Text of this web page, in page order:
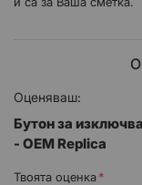
Приема всички
Инструкции за
Започнете, като
табела.
кабелите на
Оценяваш:
Бутон за
- OEM Replica
Твоята оценка